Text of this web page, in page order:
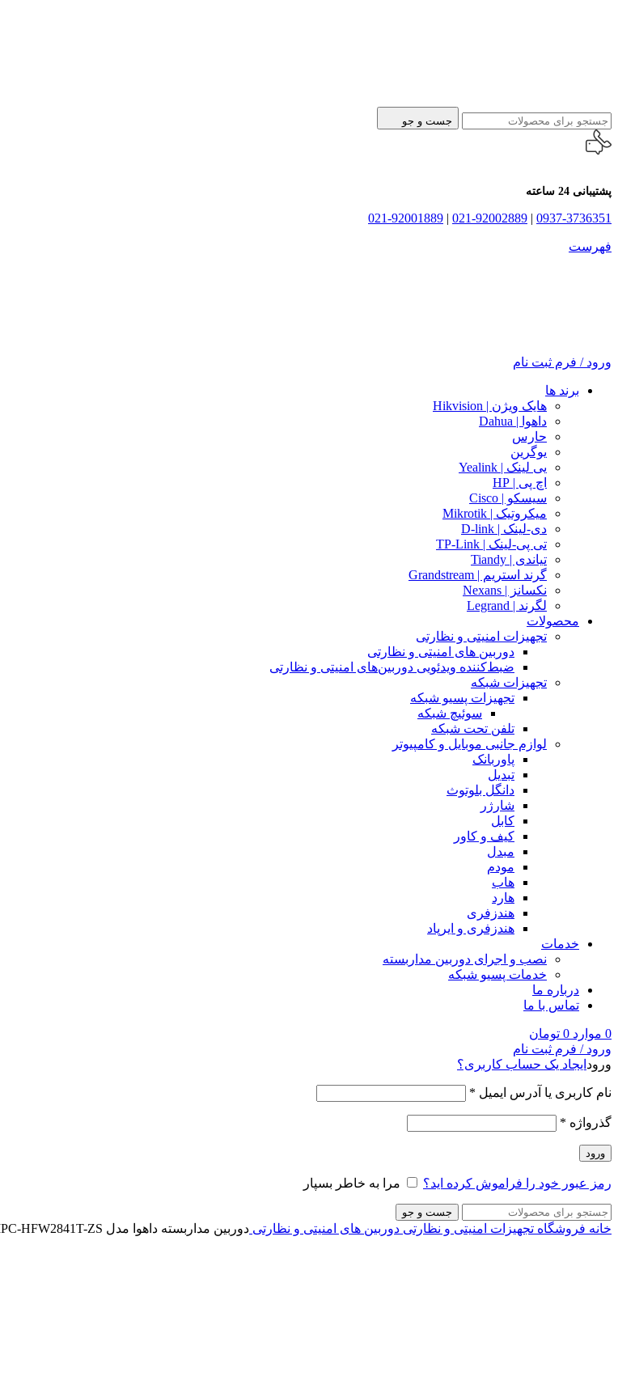
جست و جو
پشتیبانی 24 ساعته
0937-3736351
|
021-92002889
|
021-92001889
فهرست
ورود / فرم ثبت نام
برند ها
هایک ویژن | Hikvision
داهوا | Dahua
حارس
یوگرین
یی لینک | Yealink
اچ پی | HP
سیسکو | Cisco
میکروتیک | Mikrotik
دی-لینک | D-link
تی پی-لینک | TP-Link
تیاندی | Tiandy
گرند استریم | Grandstream
نکسانز | Nexans
لگرند | Legrand
محصولات
تجهیزات امنیتی و نظارتی
دوربین های امنیتی و نظارتی
ضبط‌کننده ویدئویی دوربین‌های امنیتی و نظارتی
تجهیزات شبکه
تجهیزات پسیو شبکه
سوئیچ‌ شبکه
تلفن تحت شبکه
لوازم جانبی موبایل و کامپیوتر
پاوربانک
تبدیل
دانگل بلوتوث
شارژر
کابل
کیف و کاور
مبدل
مودم
هاب
هارد
هندزفری
هندزفری و ایرپاد
خدمات
نصب و اجرای دوربین مداربسته
خدمات پسیو شبکه
درباره ما
تماس با ما
0 موارد 0 تومان
ورود / فرم ثبت نام
ورود ایجاد یک حساب کاربری؟
نام کاربری یا آدرس ایمیل *
گذرواژه *
ورود
رمز عبور خود را فراموش کرده اید؟ مرا به خاطر بسپار
جست و جو
خانه فروشگاه تجهیزات امنیتی و نظارتی دوربین های امنیتی و نظارتی دوربین مداربسته داهوا مدل DH-IPC-HFW2841T-ZS